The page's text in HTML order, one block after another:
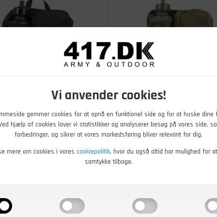
Vi anvender cookies!
gemmer cookies for at opnå en funktionel side og for at huske dine
hjælp af cookies laver vi statistikker og analyserer besøg på vores side,
forbedringer, og sikrer at vores markedsføring bliver relevant for dig.
mere om cookies i vores cookiepolitik, hvor du også altid har mulighed for
samtykke tilbage.
med drikkedunk,
- Køb nu
129,00DKK
Mavetaske med
Oliven
På lager - Køb nu